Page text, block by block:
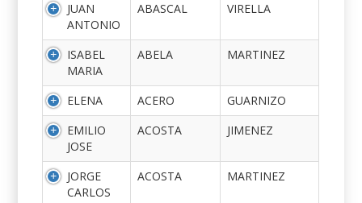
JUAN
ANTONIO
ABASCAL VIRELLA
ISABEL
MARIA
ABELA MARTINEZ
ELENA ACERO
GUARNIZO
EMILIO
JOSE
ACOSTA JIMENEZ
JORGE
CARLOS
ACOSTA MARTINEZ